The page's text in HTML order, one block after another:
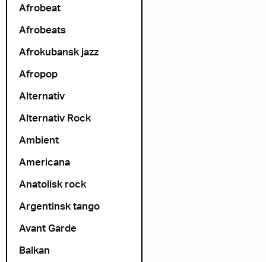
Afrobeat
Afrobeats
Afrokubansk jazz
Afropop
Alternativ
Alternativ Rock
Ambient
Americana
Anatolisk rock
Argentinsk tango
Avant Garde
Balkan